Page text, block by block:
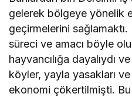
gelerek bölgeye yönelik
geçirmelerini
süreci ve amacı böyle
hayvancılığa dayalıydı
köyler, yayla yasakları
ekonomi çökertilmişti.